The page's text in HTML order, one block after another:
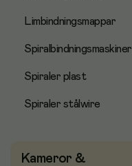
Limbindningsmappar
Spiralbindningsmaskiner
Spiraler plast
Spiraler stålwire
Kameror &